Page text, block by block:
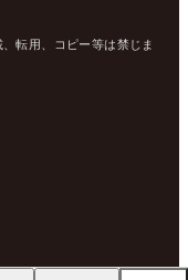
転用、コピー等は禁じま